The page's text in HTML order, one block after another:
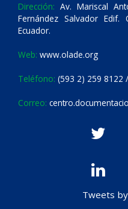
Dirección: Av. Mariscal
Fernández Salvador
Ecuador.
Web: www.olade.org
Teléfono: (593 2) 259 8122
Correo:
Tweets